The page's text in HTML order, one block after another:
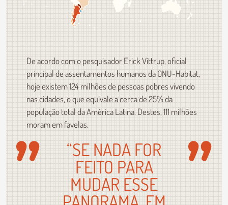
De acordo com o pesquisador Erick Vittrup, oficial
principal de assentamentos humanos da ONU-Habitat,
hoje existem 124 milhões de pessoas pobres vivendo
nas cidades, o que equivale a cerca de 25% da
população total da América Latina. Destes, 111 milhões
moram em favelas.
“SE NADA FOR
FEITO PARA
MUDAR ESSE